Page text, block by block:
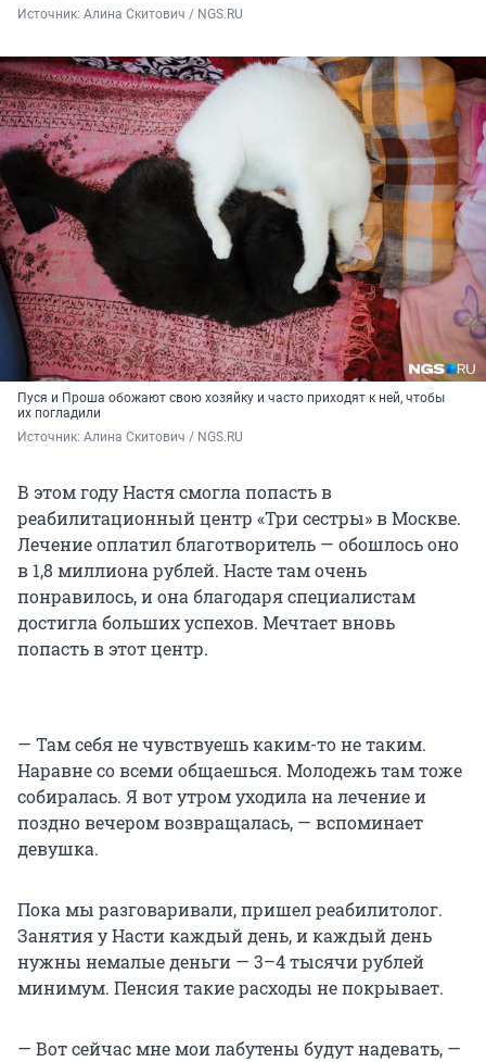
Источник: Алина Скитович / NGS.RU
Пуся и Проша обожают свою хозяйку и часто приходят к ней, чтобы
их погладили
Источник: Алина Скитович / NGS.RU
В этом году Настя смогла попасть в
реабилитационный центр «Три сестры» в Москве.
Лечение оплатил благотворитель — обошлось оно
в 1,8 миллиона рублей. Насте там очень
понравилось, и она благодаря специалистам
достигла больших успехов. Мечтает вновь
попасть в этот центр.
— Там себя не чувствуешь каким-то не таким.
Наравне со всеми общаешься. Молодежь там тоже
собиралась. Я вот утром уходила на лечение и
поздно вечером возвращалась, — вспоминает
девушка.
Пока мы разговаривали, пришел реабилитолог.
Занятия у Насти каждый день, и каждый день
нужны немалые деньги — 3–4 тысячи рублей
минимум. Пенсия такие расходы не покрывает.
— Вот сейчас мне мои лабутены будут надевать, —